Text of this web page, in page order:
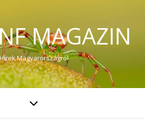
MAGAZIN
Magyarországról